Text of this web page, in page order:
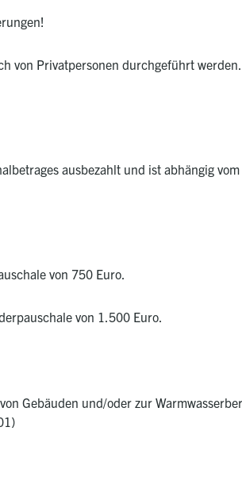
von Privatpersonen durchgeführt
ausbezahlt und ist abhängig
von 750 Euro.
von 1.500 Euro.
Gebäuden und/oder zur